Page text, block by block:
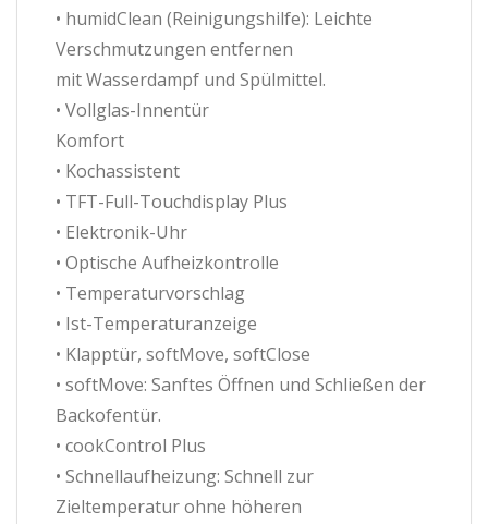
• humidClean (Reinigungshilfe): Leichte
Verschmutzungen entfernen
mit Wasserdampf und Spülmittel.
• Vollglas-Innentür
Komfort
• Kochassistent
• TFT-Full-Touchdisplay Plus
• Elektronik-Uhr
• Optische Aufheizkontrolle
• Temperaturvorschlag
• Ist-Temperaturanzeige
• Klapptür, softMove, softClose
• softMove: Sanftes Öffnen und Schließen der
Backofentür.
• cookControl Plus
• Schnellaufheizung: Schnell zur
Zieltemperatur ohne höheren